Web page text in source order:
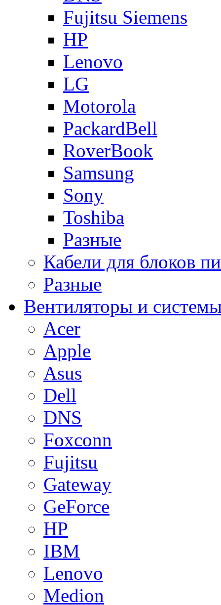
Fujitsu Siemens
HP
Lenovo
LG
Motorola
PackardBell
RoverBook
Samsung
Sony
Toshiba
Разные
Кабели для блоков
Разные
Вентиляторы и
Acer
Apple
Asus
Dell
DNS
Foxconn
Fujitsu
Gateway
GeForce
HP
IBM
Lenovo
Medion